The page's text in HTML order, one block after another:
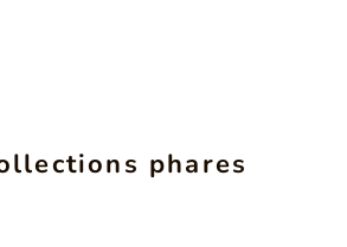
phares